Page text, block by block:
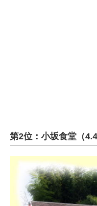
第2位：小坂食堂（